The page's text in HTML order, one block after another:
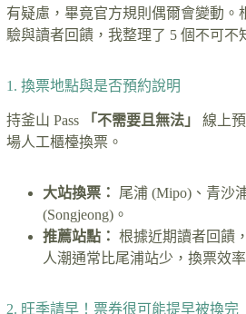
有疑慮，畢竟官方規則偶爾會變動。
驗與讀者回饋，我整理了 5 個不可不
1. 換票地點與是否預約說明
持釜山 Pass 「不需要且無法」
線上
場人工櫃檯換票。
大站換票：
尾浦 (Mipo)、青沙
(Songjeong)。
推薦站點： 根據近期讀者回饋，
人潮通常比尾浦站少，換票效率
2. 旺季請早！票券很可能提早被換完